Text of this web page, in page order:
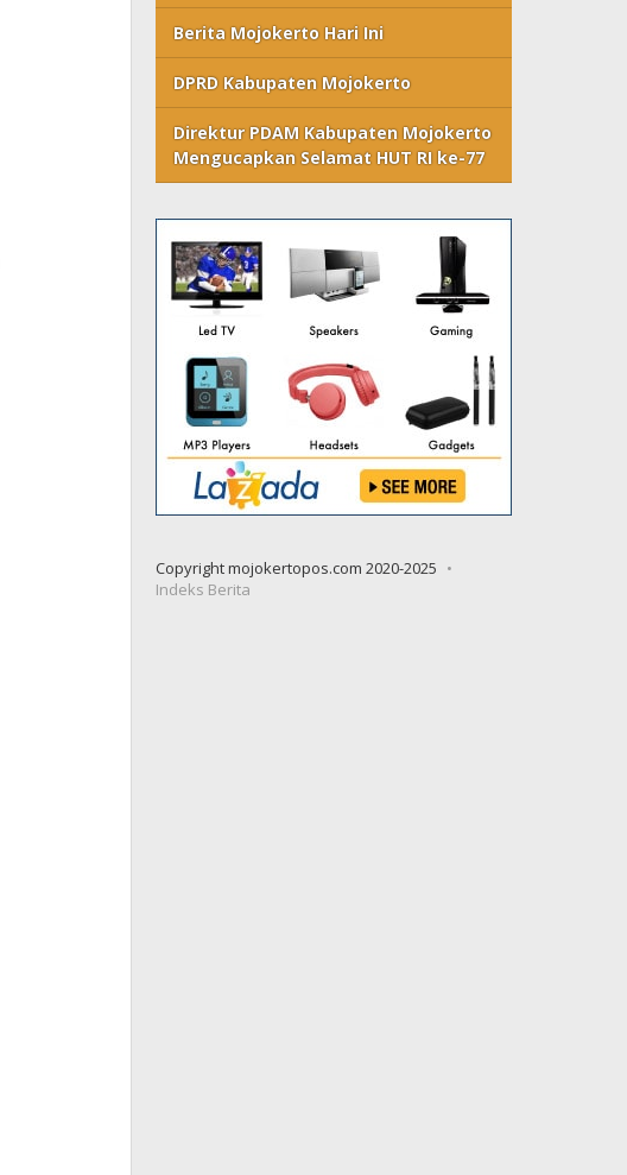
Berita Mojokerto Hari Ini
DPRD Kabupaten Mojokerto
Direktur PDAM Kabupaten Mojokerto
Mengucapkan Selamat HUT RI ke-77
Copyright mojokertopos.com 2020-2025
Indeks Berita